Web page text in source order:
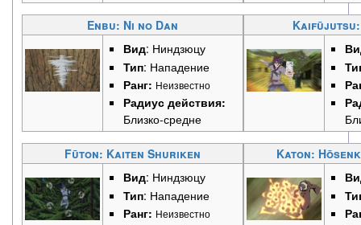
Enbu: Ni no Dan
Вид: Ниндзюцу
Тип: Нападение
Ранг: Неизвестно
Радиус действия:
Близко-средне
Fūton: Kaiten Shuriken
Вид: Ниндзюцу
Тип: Нападение
Ранг: Неизвестно
Katon: